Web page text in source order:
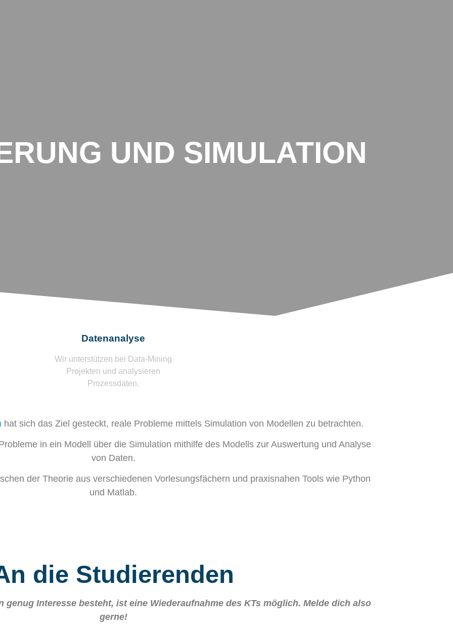
UND SIMULATION
Datenanalyse
Wir unterstützen bei Data-Mining
Projekten und analysieren
Prozessdaten.
hat sich das Ziel gesteckt, reale Probleme mittels Simulation von Modellen zu betrachten.
in ein Modell über die Simulation mithilfe des Modells zur Auswertung und Analyse
von Daten.
der Theorie aus verschiedenen Vorlesungsfächern und praxisnahen Tools wie Python
und Matlab.
die Studierenden
genug Interesse besteht, ist eine Wiederaufnahme des KTs möglich. Melde dich also
gerne!